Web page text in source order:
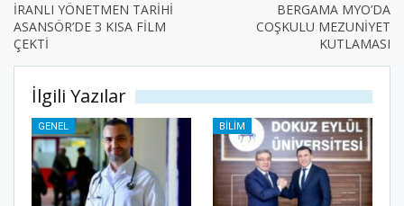
İRANLI YÖNETMEN TARİHİ
ASANSÖR’DE 3 KISA FİLM
ÇEKTİ
BERGAMA MYO’DA
COŞKULU MEZUNİYET
KUTLAMASI
İlgili Yazılar
GENEL BILIM